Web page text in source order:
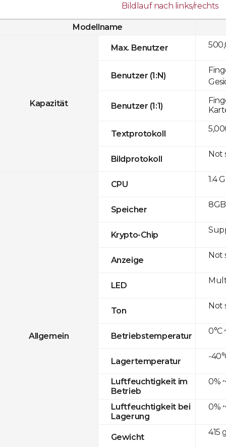
Bildlauf nach links/rechts
Modellname
Kapazität
Max. Benutzer
Benutzer (1:N)
Benutzer (1:1)
Textprotokoll
Bildprotokoll
Allgemein
CPU
Speicher
Krypto-Chip
Anzeige
LED
Ton
Betriebstemperatur
Lagertemperatur
Luftfeuchtigkeit im
Betrieb
Luftfeuchtigkeit bei
Lagerung
Gewicht
Not
1.4
Not
Not
0°C
-
0%
0%
415